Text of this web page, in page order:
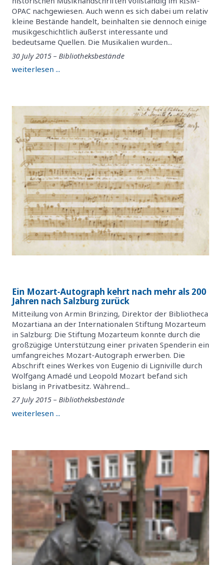
OPAC nachgewiesen. Auch wenn es sich dabei um relativ
kleine Bestände handelt, beinhalten sie dennoch einige
musikgeschichtlich äußerst interessante und
bedeutsame Quellen. Die Musikalien wurden...
30 July 2015 – Bibliotheksbestände
weiterlesen ...
Ein Mozart-Autograph kehrt nach mehr als 200
Jahren nach Salzburg zurück
Mitteilung von Armin Brinzing, Direktor der Bibliotheca
Mozartiana an der Internationalen Stiftung Mozarteum
in Salzburg: Die Stiftung Mozarteum konnte durch die
großzügige Unterstützung einer privaten Spenderin ein
umfangreiches Mozart-Autograph erwerben. Die
Abschrift eines Werkes von Eugenio di Ligniville durch
Wolfgang Amadé und Leopold Mozart befand sich
bislang in Privatbesitz. Während...
27 July 2015 – Bibliotheksbestände
weiterlesen ...